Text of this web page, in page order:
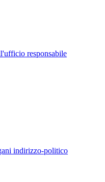
responsabile
indirizzo-politico